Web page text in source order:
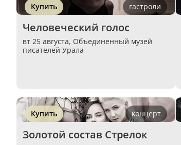
Купить гастроли
Человеческий голос
вт 25 августа, Объединенный музей
писателей Урала
Купить концерт
Золотой состав Стрелок